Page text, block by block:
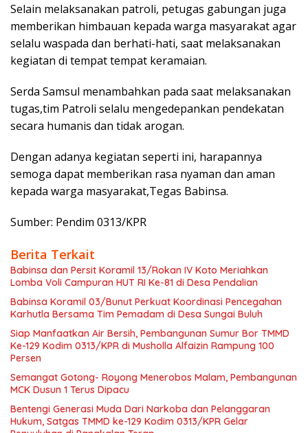
Selain melaksanakan patroli, petugas gabungan juga
memberikan himbauan kepada warga masyarakat agar
selalu waspada dan berhati-hati, saat melaksanakan
kegiatan di tempat tempat keramaian.
Serda Samsul menambahkan pada saat melaksanakan
tugas,tim Patroli selalu mengedepankan pendekatan
secara humanis dan tidak arogan.
Dengan adanya kegiatan seperti ini, harapannya
semoga dapat memberikan rasa nyaman dan aman
kepada warga masyarakat,Tegas Babinsa.
Sumber: Pendim 0313/KPR
Berita Terkait
Babinsa dan Persit Koramil 13/Rokan IV Koto Meriahkan
Lomba Voli Campuran HUT RI Ke-81 di Desa Pendalian
Babinsa Koramil 03/Bunut Perkuat Koordinasi Pencegahan
Karhutla Bersama Tim Pemadam di Desa Sungai Buluh
Siap Manfaatkan Air Bersih, Pembangunan Sumur Bor TMMD
Ke-129 Kodim 0313/KPR di Musholla Alfaizin Rampung 100
Persen
Semangat Gotong- Royong Menerobos Malam, Pembangunan
MCK Dusun 1 Terus Dipacu
Bentengi Generasi Muda Dari Narkoba dan Pelanggaran
Hukum, Satgas TMMD ke-129 Kodim 0313/KPR Gelar